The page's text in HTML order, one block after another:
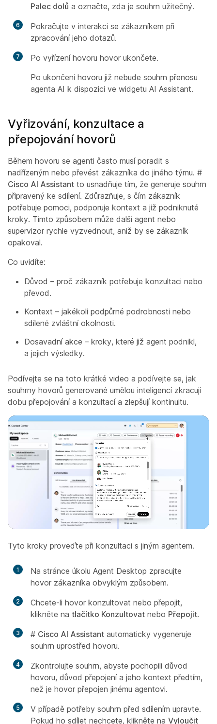
Palec dolů a označte, zda je souhrn užitečný.
6
Pokračujte v interakci se zákazníkem při
zpracování jeho dotazů.
7
Po vyřízení hovoru hovor ukončete.
Po ukončení hovoru již nebude souhrn přenosu
agenta AI k dispozici ve widgetu AI Assistant.
Vyřizování, konzultace a
přepojování hovorů
Během hovoru se agenti často musí poradit s
nadřízeným nebo převést zákazníka do jiného týmu. #
Cisco AI Assistant to usnadňuje tím, že generuje souhrn
připravený ke sdílení. Zdůrazňuje, s čím zákazník
potřebuje pomoci, podporuje kontext a již podniknuté
kroky. Tímto způsobem může další agent nebo
supervizor rychle vyzvednout, aniž by se zákazník
opakoval.
Co uvidíte:
Důvod – proč zákazník potřebuje konzultaci nebo
převod.
Kontext – jakékoli podpůrné podrobnosti nebo
sdílené zvláštní okolnosti.
Dosavadní akce – kroky, které již agent podnikl,
a jejich výsledky.
Podívejte se na toto krátké video a podívejte se, jak
souhrny hovorů generované umělou inteligencí zkracují
dobu přepojování a konzultací a zlepšují kontinuitu.
Tyto kroky proveďte při konzultaci s jiným agentem.
1
Na stránce úkolu Agent Desktop zpracujte
hovor zákazníka obvyklým způsobem.
2
Chcete-li hovor konzultovat nebo přepojit,
klikněte na tlačítko Konzultovat nebo Přepojit.
3 # Cisco AI Assistant automaticky vygeneruje
souhrn uprostřed hovoru.
4
Zkontrolujte souhrn, abyste pochopili důvod
hovoru, důvod přepojení a jeho kontext předtím,
než je hovor přepojen jinému agentovi.
5
V případě potřeby souhrn před sdílením upravte.
Pokud ho sdílet nechcete, klikněte na Vyloučit